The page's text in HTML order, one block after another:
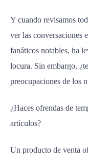
Y cuando revisamos
ver las conversaciones
fanáticos notables, ha
locura. Sin embargo,
preocupaciones de los
¿Haces ofrendas de
artículos?
Un producto de venta